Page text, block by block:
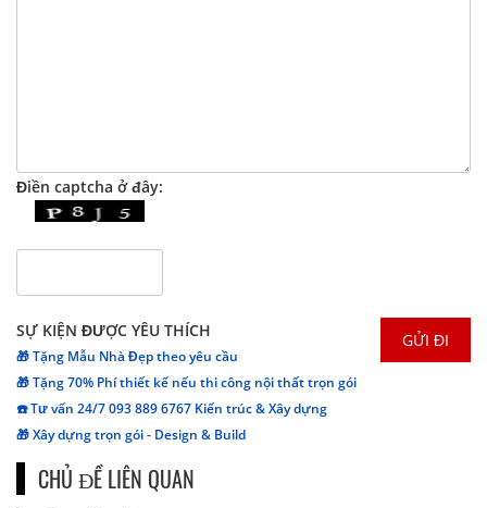
Điền captcha ở đây:
SỰ KIỆN ĐƯỢC YÊU THÍCH
🎁 Tặng Mẫu Nhà Đẹp theo yêu cầu
🎁 Tặng 70% Phí thiết kế nếu thi công nội thất trọn gói
☎️ Tư vấn 24/7 093 889 6767 Kiến trúc & Xây dựng
🎁 Xây dựng trọn gói - Design & Build
CHỦ ĐỀ LIÊN QUAN